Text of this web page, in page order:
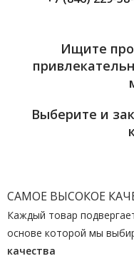
Ищите
Выберите и
САМОЕ ВЫСОКОЕ
Каждый товар
основе которой мы
качества